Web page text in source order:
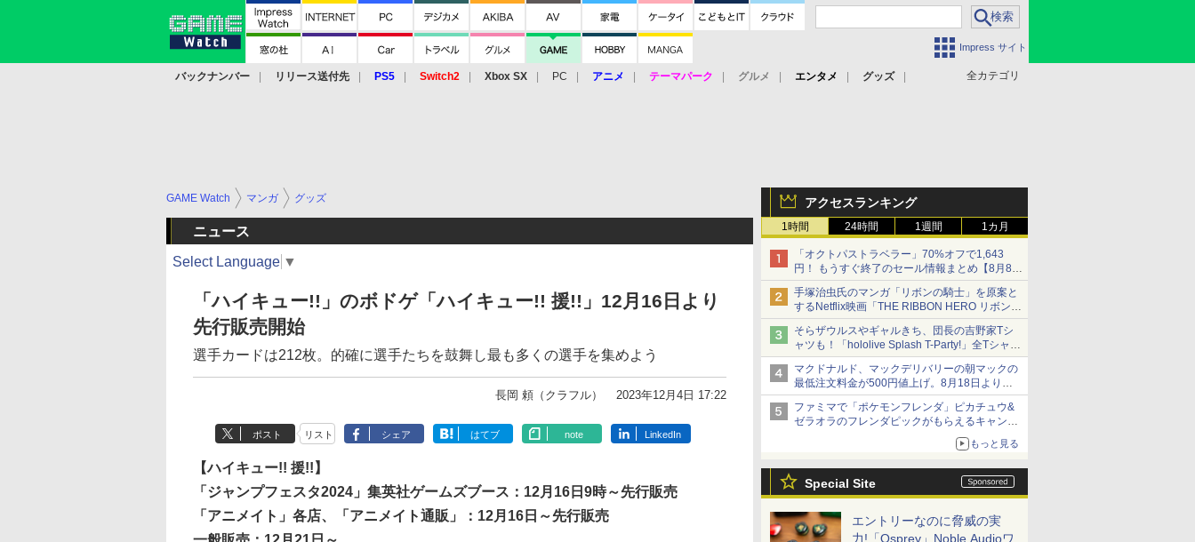
Impress サイト
全カテゴリ
バックナンバー リリース送付先 PS5 Switch2 Xbox SX PC アニメ テーマパーク グルメ エンタメ
グッズ
アクセスランキング
1時間 24時間 1週間 1カ月
「オクトパストラベラー」70%オフで1,643
円！ もうすぐ終了のセール情報まとめ【8月8日
更新】
ニンテンドーeショップでは「大神 絶景版」が
67%オフで990円
手塚治虫氏のマンガ「リボンの騎士」を原案と
するNetflix映画「THE RIBBON HERO リボンヒ
ーロー」本日配信開始
そらザウルスやギャルきち、団長の吉野家Tシ
ャツも！「hololive Splash T-Party!」全Tシャツ
ラインナップ公開＆オンライン販売開始
マクドナルド、マックデリバリーの朝マックの
最低注文料金が500円値上げ。8月18日より
1,500円から受付
ファミマで「ポケモンフレンダ」ピカチュウ&
ゼラオラのフレンダピックがもらえるキャンペ
もっと見る
Special Site
エントリーなのに脅威の実
力!「Osprey」Noble Audioワ
GAME Watch マンガ グッズ
ニュース
Select Language ▼
「ハイキュー!!」のボドゲ「ハイキュー!! 援!!」12月16日より
先行販売開始
選手カードは212枚。的確に選手たちを鼓舞し最も多くの選手を集めよう
長岡 頼（クラフル） 2023年12月4日 17:22
ポスト リスト シェア はてブ note LinkedIn
【ハイキュー!! 援!!】
「ジャンプフェスタ2024」集英社ゲームズブース：12月16日9時～先行販売
「アニメイト」各店、「アニメイト通販」：12月16日～先行販売